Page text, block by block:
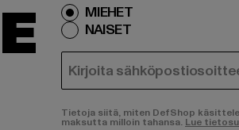
MIEHET
NAISET
SÄHKÖPOSTI
Tietoja siitä, miten DefShop
maksutta milloin tahansa. Lue